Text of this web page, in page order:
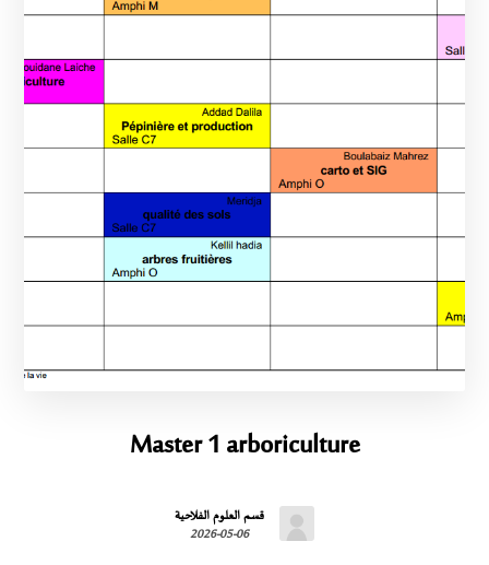
Master 1 arboriculture
قسم العلوم الفلاحية
2026-05-06